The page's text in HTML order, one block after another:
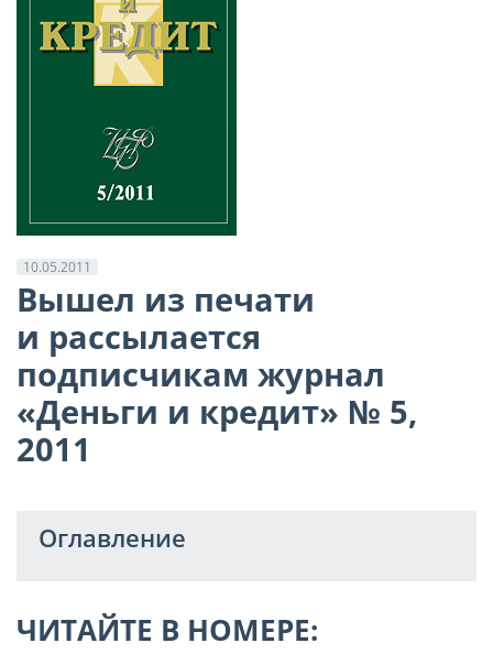
10.05.2011
Вышел из печати
и рассылается
подписчикам журнал
«Деньги и кредит» № 5,
2011
Оглавление
ЧИТАЙТЕ В НОМЕРЕ: